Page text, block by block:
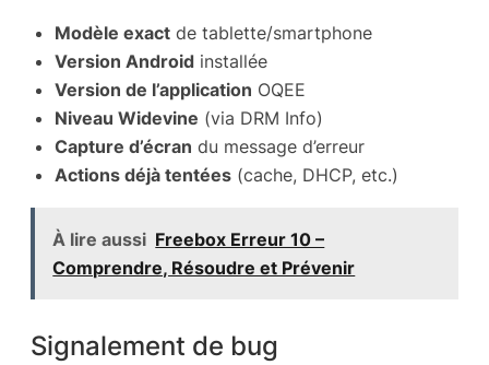
Modèle exact de tablette/smartphone
Version Android installée
Version de l’application OQEE
Niveau Widevine (via DRM Info)
Capture d’écran du message d’erreur
Actions déjà tentées (cache, DHCP, etc.)
À lire aussi Freebox Erreur 10 –
Comprendre, Résoudre et Prévenir
Signalement de bug